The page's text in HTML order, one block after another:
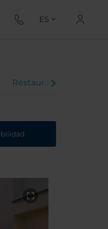
ES
Restauración